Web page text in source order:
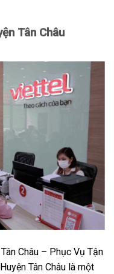
Tân Châu
Châu – Phục Vụ Tận
Tân Châu là một